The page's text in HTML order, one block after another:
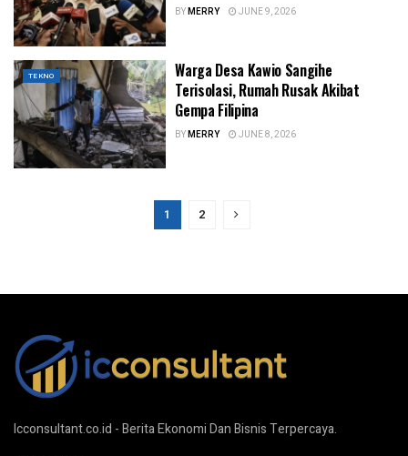
BYMERRY JUNE 9, 2026
TEKNO
Warga Desa Kawio Sangihe
Terisolasi, Rumah Rusak Akibat
Gempa Filipina
BYMERRY JUNE 8, 2026
1 2
Icconsultant.co.id - Berita Ekonomi Dan Bisnis Terpercaya.